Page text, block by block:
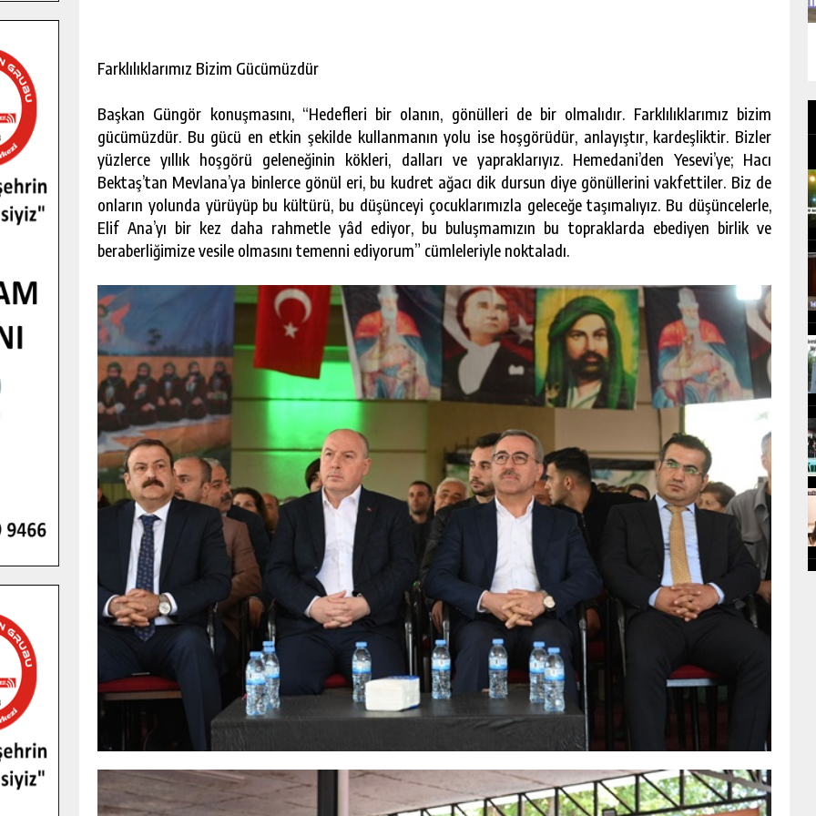
Farklılıklarımız Bizim Gücümüzdür
Başkan Güngör konuşmasını, “Hedefleri bir olanın, gönülleri de bir olmalıdır. Farklılıklarımız bizim
gücümüzdür. Bu gücü en etkin şekilde kullanmanın yolu ise hoşgörüdür, anlayıştır, kardeşliktir. Bizler
yüzlerce yıllık hoşgörü geleneğinin kökleri, dalları ve yapraklarıyız. Hemedani’den Yesevi’ye; Hacı
Bektaş’tan Mevlana’ya binlerce gönül eri, bu kudret ağacı dik dursun diye gönüllerini vakfettiler. Biz de
onların yolunda yürüyüp bu kültürü, bu düşünceyi çocuklarımızla geleceğe taşımalıyız. Bu düşüncelerle,
Elif Ana’yı bir kez daha rahmetle yâd ediyor, bu buluşmamızın bu topraklarda ebediyen birlik ve
beraberliğimize vesile olmasını temenni ediyorum” cümleleriyle noktaladı.